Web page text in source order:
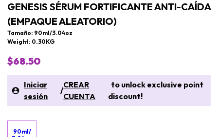
GENESIS SÉRUM FORTIFICANTE ANTI-CAÍDA
(EMPAQUE ALEATORIO)
Tamaño: 90ml/3.04oz
Weight: 0.30KG
$68.50
Iniciar
sesión
/
CREAR
CUENTA
to unlock exclusive point
discount!
90ml/